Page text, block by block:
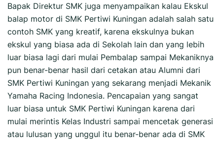
Bapak Direktur SMK juga menyampaikan kalau Ekskul
balap motor di SMK Pertiwi Kuningan adalah salah satu
contoh SMK yang kreatif, karena ekskulnya bukan
ekskul yang biasa ada di Sekolah lain dan yang lebih
luar biasa lagi dari mulai Pembalap sampai Mekaniknya
pun benar-benar hasil dari cetakan atau Alumni dari
SMK Pertiwi Kuningan yang sekarang menjadi Mekanik
Yamaha Racing Indonesia. Pencapaian yang sangat
luar biasa untuk SMK Pertiwi Kuningan karena dari
mulai merintis Kelas Industri sampai mencetak generasi
atau lulusan yang unggul itu benar-benar ada di SMK